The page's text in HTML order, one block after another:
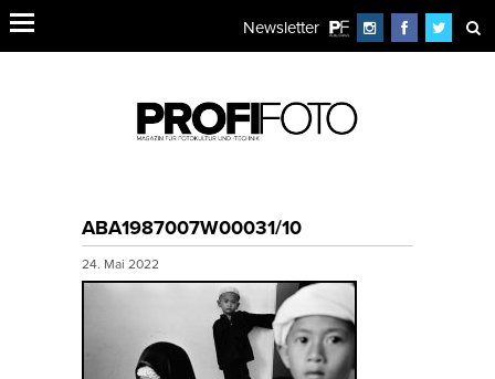
Newsletter
ABA1987007W00031/10
24. Mai 2022